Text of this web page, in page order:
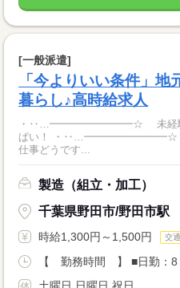
[一般派遣]
「今よりいい条件」
暮らし♪高時給求人
・‥…━━━━━━━━☆ 未経験から始められる オシゴトいっ
ぱい！ ・‥…━━━━━━━━☆ モクモク軽作業WORK♪ こんなお
仕事どうです...
製造（組立・加工）
千葉県野田市/野田市駅
時給1,300円～1,500円 交
【 勤務時間 】 ■日勤：8